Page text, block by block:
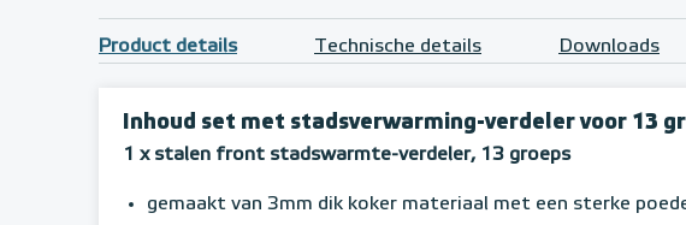
Product details Technische details Downloads
Inhoud set met stadsverwarming-verdeler voor 13
1 x stalen front stadswarmte-verdeler, 13 groeps
gemaakt van 3mm dik koker materiaal met een sterke